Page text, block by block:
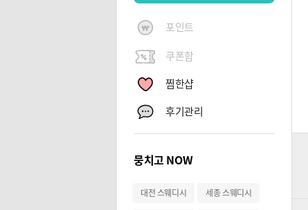
포인트
쿠폰함
찜한샵
후기관리
뭉치고 NOW
대전 스웨디시 세종 스웨디시